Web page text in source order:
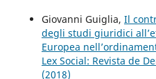
Giovanni Guiglia, Il
degli studi giuridici
Europea
Lex Social: Revista de
(2018)